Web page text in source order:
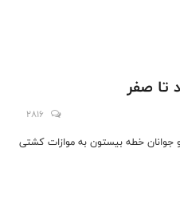
تا صفر
2816
جوانان خطه بیستون به موازات کشتی